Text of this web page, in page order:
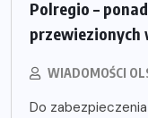
Polregio –
przewiezionych
WIADOMOŚCI
Do